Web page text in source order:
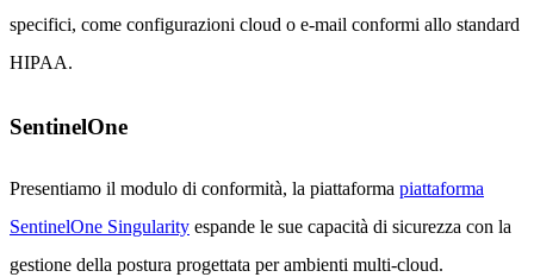
specifici, come configurazioni cloud o e-mail conformi allo standard
HIPAA.
SentinelOne
Presentiamo il modulo di conformità, la piattaforma piattaforma
SentinelOne Singularity espande le sue capacità di sicurezza con la
gestione della postura progettata per ambienti multi-cloud.